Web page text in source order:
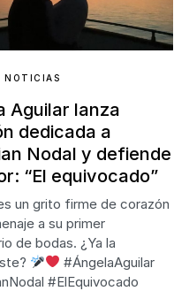
NOTICIAS
Aguilar lanza
dedicada a
Nodal y defiende
“El equivocado”
un grito firme de corazón
a su primer
de bodas. ¿Ya la
#ÁngelaAguilar
#ElEquivocado